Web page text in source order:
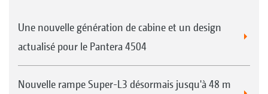
Une nouvelle génération de cabine et un design
actualisé pour le Pantera 4504
Nouvelle rampe Super-L3 désormais jusqu'à 48 m